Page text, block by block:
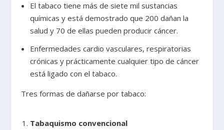
El tabaco tiene más de siete mil sustancias
químicas y está demostrado que 200 dañan la
salud y 70 de ellas pueden producir cáncer.
Enfermedades cardio vasculares, respiratorias
crónicas y prácticamente cualquier tipo de cáncer
está ligado con el tabaco.
Tres formas de dañarse por tabaco:
Tabaquismo convencional